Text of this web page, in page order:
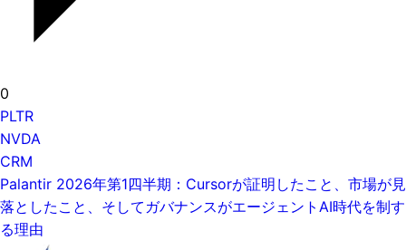
0
PLTR
NVDA
CRM
Palantir 2026年第1四半期：Cursorが証明したこと、市場が見
落としたこと、そしてガバナンスがエージェントAI時代を制す
る理由